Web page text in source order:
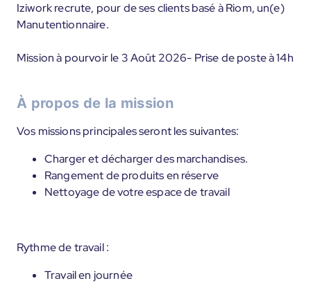
Iziwork recrute, pour de ses clients basé à Riom, un(e)
Manutentionnaire.
Mission à pourvoir le 3 Août 2026- Prise de poste à 14h
À propos de la mission
Vos missions principales seront les suivantes:
Charger et décharger des marchandises.
Rangement de produits en réserve
Nettoyage de votre espace de travail
Rythme de travail :
Travail en journée